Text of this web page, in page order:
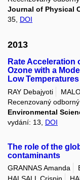
Journal of Physical
35, DOI
2013
Rate Acceleration
Ozone with a
Low Temperatures
RAY Debajyoti
Recenzovaný
Environmental
vydání: 13, DOI
The role of the
contaminants
GRANNAS Amanda